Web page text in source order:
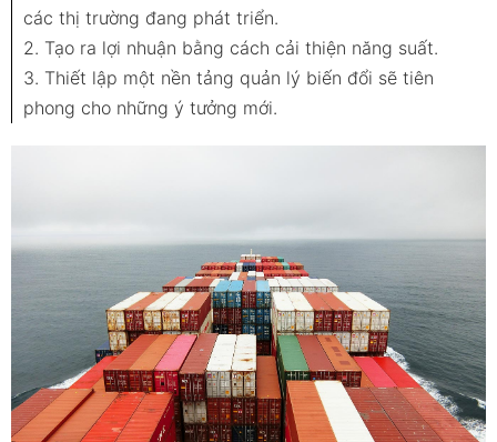
các thị trường đang phát triển.
2. Tạo ra lợi nhuận bằng cách cải thiện năng suất.
3. Thiết lập một nền tảng quản lý biến đổi sẽ tiên
phong cho những ý tưởng mới.